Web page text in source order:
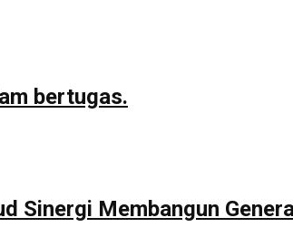
bertugas.
Sinergi Membangun